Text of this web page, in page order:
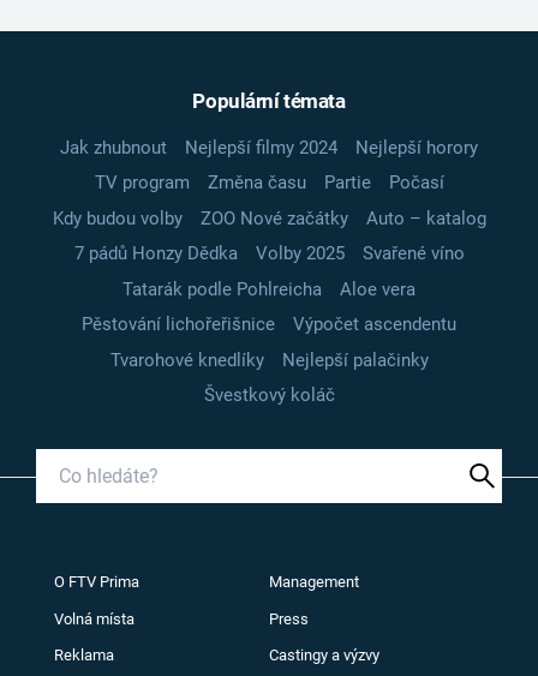
Populární témata
Jak zhubnout Nejlepší filmy 2024
Nejlepší horory
TV program
Změna času Partie
Počasí
Kdy budou volby
ZOO Nové začátky
Auto – katalog
7 pádů Honzy Dědka
Volby 2025
Svařené víno
Tatarák podle Pohlreicha
Aloe vera
Pěstování lichořeřišnice
Výpočet ascendentu
Tvarohové knedlíky
Nejlepší palačinky
Švestkový koláč
O FTV Prima Management
Volná místa Press
Reklama Castingy a výzvy